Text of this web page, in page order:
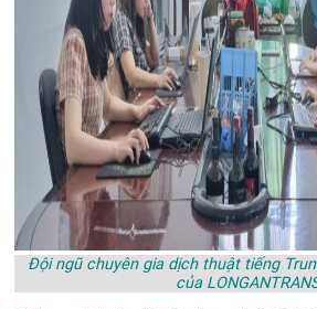
Đội ngũ chuyên gia dịch thuật tiếng
của